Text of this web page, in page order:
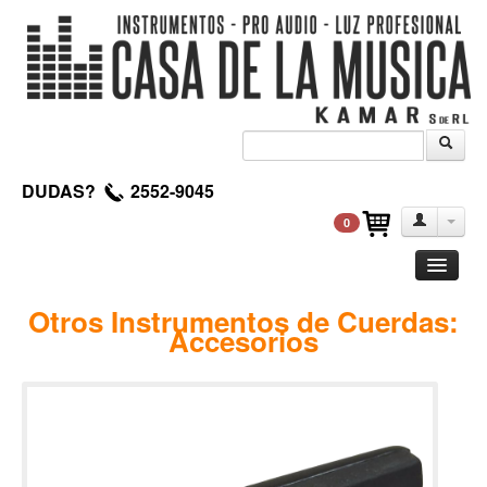
DUDAS? 2552-9045
0
Clasica
Otros Instrumentos de Cuerdas:
Accesorios